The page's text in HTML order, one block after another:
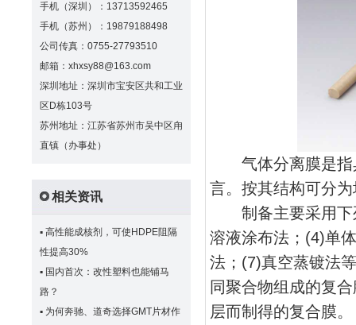
手机（深圳）：13713592465
手机（苏州）：19879188498
公司传真：0755-27793510
邮箱：xhxsy88@163.com
深圳地址：深圳市宝安区共和工业
区D栋103号
苏州地址：江苏省苏州市吴中区甪
直镇（办事处）
相关资讯
▪ 高性能成核剂，可使HDPE阻隔
性提高30%
▪ 国内首次：改性塑料也能铺马
路？
▪ 为何奔驰、道奇选择GMT片材作
气体分离膜是指
言。按其结构可分
制备主要采用下
溶液涂布法；(4)单
法；(7)真空蒸镀法
同聚合物组成的复
层而制得的复合膜。